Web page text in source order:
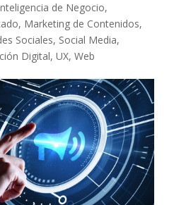
de Negocio,
, Marketing de Contenidos,
Sociales, Social Media,
Digital, UX, Web